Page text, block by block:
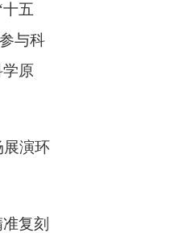
五
与科
原
展演环
复刻